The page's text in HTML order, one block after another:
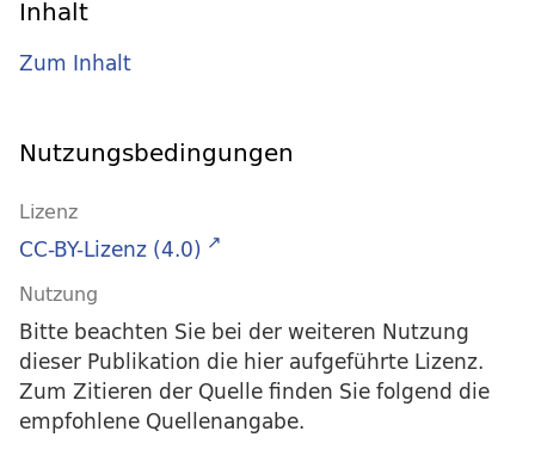
Inhalt
Zum Inhalt
Nutzungsbedingungen
Lizenz
CC-BY-Lizenz (4.0)
Nutzung
Bitte beachten Sie bei der weiteren Nutzung
dieser Publikation die hier aufgeführte Lizenz.
Zum Zitieren der Quelle finden Sie folgend die
empfohlene Quellenangabe.